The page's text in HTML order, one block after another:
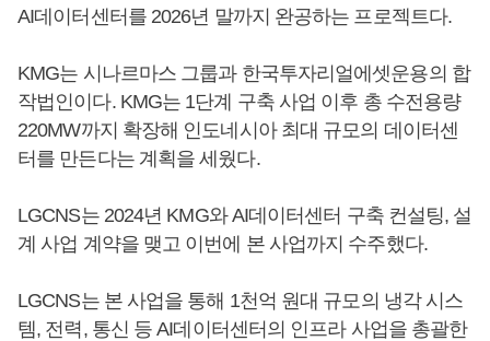
AI데이터센터를 2026년 말까지 완공하는 프로젝트다.
KMG는 시나르마스 그룹과 한국투자리얼에셋운용의 합
작법인이다. KMG는 1단계 구축 사업 이후 총 수전용량
220MW까지 확장해 인도네시아 최대 규모의 데이터센
터를 만든다는 계획을 세웠다.
LGCNS는 2024년 KMG와 AI데이터센터 구축 컨설팅, 설
계 사업 계약을 맺고 이번에 본 사업까지 수주했다.
LGCNS는 본 사업을 통해 1천억 원대 규모의 냉각 시스
템, 전력, 통신 등 AI데이터센터의 인프라 사업을 총괄한